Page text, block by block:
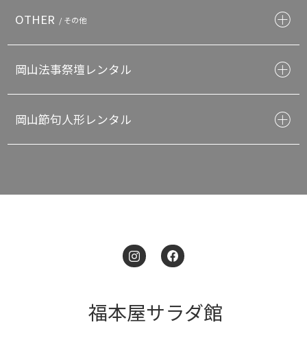
OTHER / その他
岡山法事祭壇レンタル
岡山節句人形レンタル
福本屋サラダ館